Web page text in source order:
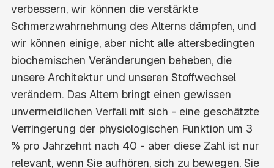
verbessern, wir können die verstärkte
Schmerzwahrnehmung des Alterns dämpfen, und
wir können einige, aber nicht alle altersbedingten
biochemischen Veränderungen beheben, die
unsere Architektur und unseren Stoffwechsel
verändern. Das Altern bringt einen gewissen
unvermeidlichen Verfall mit sich - eine geschätzte
Verringerung der physiologischen Funktion um 3
% pro Jahrzehnt nach 40 - aber diese Zahl ist nur
relevant, wenn Sie aufhören, sich zu bewegen. Sie